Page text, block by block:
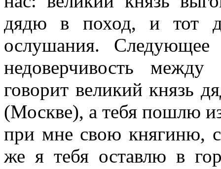
дядю в поход, и тот
ослушания. Следующее
недоверчивость
говорит великий князь
(Москве), а тебя пошлю
при мне свою княгиню,
же я тебя оставлю в